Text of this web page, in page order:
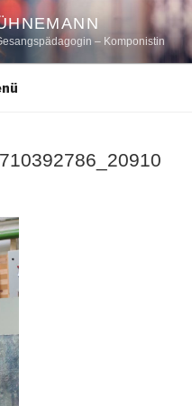
– Komponistin